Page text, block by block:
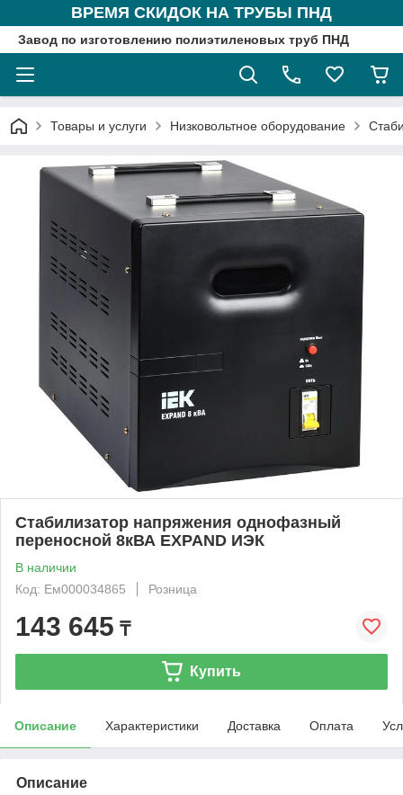
ВРЕМЯ СКИДОК НА ТРУБЫ ПНД
Завод по изготовлению полиэтиленовых труб ПНД
Товары и услуги Низковольтное оборудование
Стабилизатор напряжения однофазный
переносной 8кВА EXPAND ИЭК
В наличии
Код: Ем000034865
Розница
143 645 ₸
Купить
Описание Характеристики Доставка Оплата
Описание